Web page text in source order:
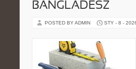
BANGLADESZ
POSTED BY ADMIN STY - 8 -